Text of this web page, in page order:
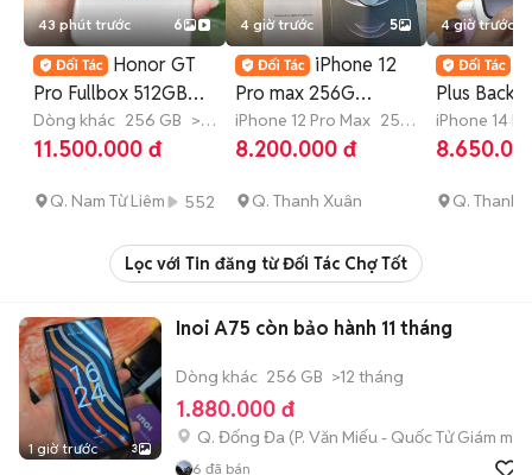
43 phút trước 6
Honor GT
Pro Fullbox 512GB
Snap 8 Elite Trả Góp
Dòng khác 256 GB >12
tháng
11.500.000 đ
Q. Nam Từ Liêm 552
4 giờ trước 5
iPhone 12
Pro max 256G
FULLBOX Grey
APPLE 2023
iPhone 12 Pro Max 256
GB >12 tháng
8.200.000 đ
Q. Thanh Xuân
4 giờ trước
Plus Back
FULLBOX
APPLE
iPhone 14
GB >12
Q. Thanh
Lọc với Tin đăng từ Đối Tác Chợ Tốt
1 giờ trước 3
Inoi A75 còn bảo hành 11 tháng
Dòng khác 256 GB >12 tháng
1.880.000 đ
Q. Đống Đa (P. Văn Miếu - Quốc Tử Giám mới)
6 đã bán